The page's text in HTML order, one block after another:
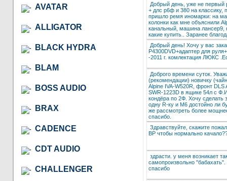
AVATAR
ALLIGATOR
BLACK HYDRA
BLAM
BOSS AUDIO
BRAX
CADENCE
CDT AUDIO
CHALLENGER
Добрый день, уже не первый
+ длс р6ф и 380 на классику,
пришло ремя иномарки: на
колонки как мне объяснили
канальный, машина лансер9,
какие купить.. Заранее
Добрый день! Хочу у вас
P4300DVD+адаптер для
-2011 г. комлектация ЛЮКС
Доброго времени суток.
(рекомендации) новичку
Alpine IVA-W520R, фронт DLS
SWR-1223D в ящике 54л с
кондёра по 2Ф. Хочу сделать
одну R-ку и М6 достойно ли
же рассмотреть более
спасибо.
Здравствуйте, скажите
BP чтобы нормально
здрасти. у меня возникает
самопроизвольно
спасибо